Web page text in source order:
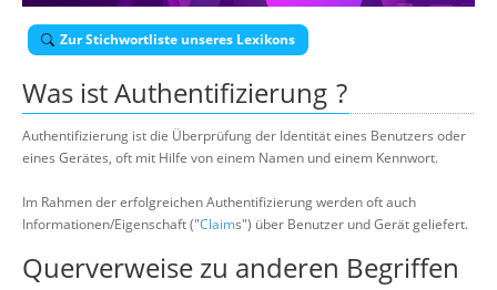
Über uns
Zur Stichwortliste unseres Lexikons
Was istAuthentifizierung ?
Authentifizierung ist die Überprüfung der Identität eines Benutzers oder
eines Gerätes, oft mit Hilfe von einem Namen und einem Kennwort.
Im Rahmen der erfolgreichen Authentifizierung werden oft auch
Informationen/Eigenschaft ("Claims") über Benutzer und Gerät geliefert.
Querverweise zu anderen Begriffen